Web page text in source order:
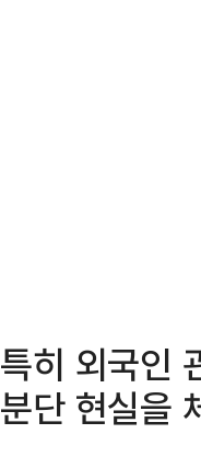
특히 외국인
분단 현실을